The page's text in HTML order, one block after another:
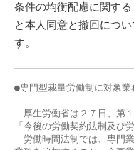
条件の均衡配慮に関す
と本人同意と撤回につ
す。
●専門型裁量労働制に対象
厚生労働省は２７日、第
「今後の労働契約法制及び
労働時間法制では、専門